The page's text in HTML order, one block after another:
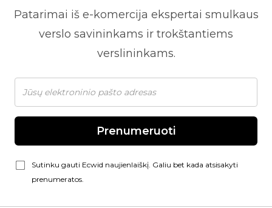
Patarimai iš e-komercija ekspertai smulkaus
verslo savininkams ir trokštantiems
verslininkams.
Prenumeruoti
Sutinku gauti Ecwid naujienlaiškį. Galiu bet kada atsisakyti
prenumeratos.